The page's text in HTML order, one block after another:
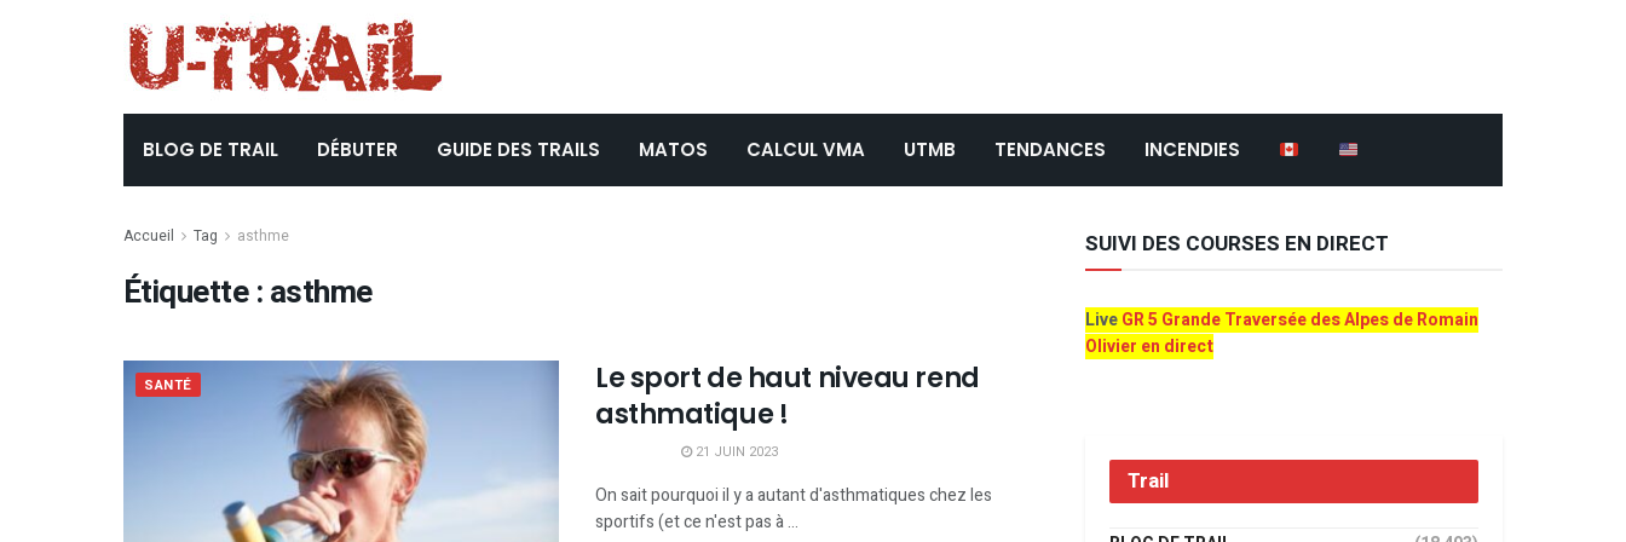
BLOG DE TRAIL DÉBUTER GUIDE DES TRAILS MATOS CALCUL VMA UTMB TENDANCES INCENDIES
Accueil Tag asthme
Étiquette :asthme
SANTÉ
Le sport de haut niveau rend
asthmatique !
21 JUIN 2023
On sait pourquoi il y a autant d'asthmatiques chez les
sportifs (et ce n'est pas à ...
SUIVI DES COURSES EN DIRECT
LiveGR 5 Grande Traversée des Alpes de Romain
Olivier en direct
Trail